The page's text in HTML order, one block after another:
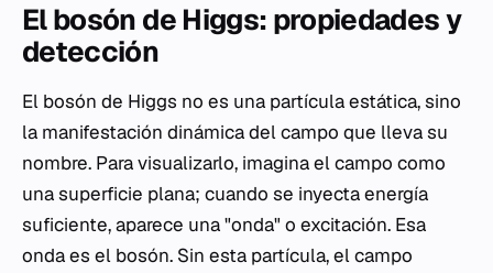
El bosón de Higgs: propiedades y
detección
El bosón de Higgs no es una partícula estática, sino
la manifestación dinámica del campo que lleva su
nombre. Para visualizarlo, imagina el campo como
una superficie plana; cuando se inyecta energía
suficiente, aparece una "onda" o excitación. Esa
onda es el bosón. Sin esta partícula, el campo